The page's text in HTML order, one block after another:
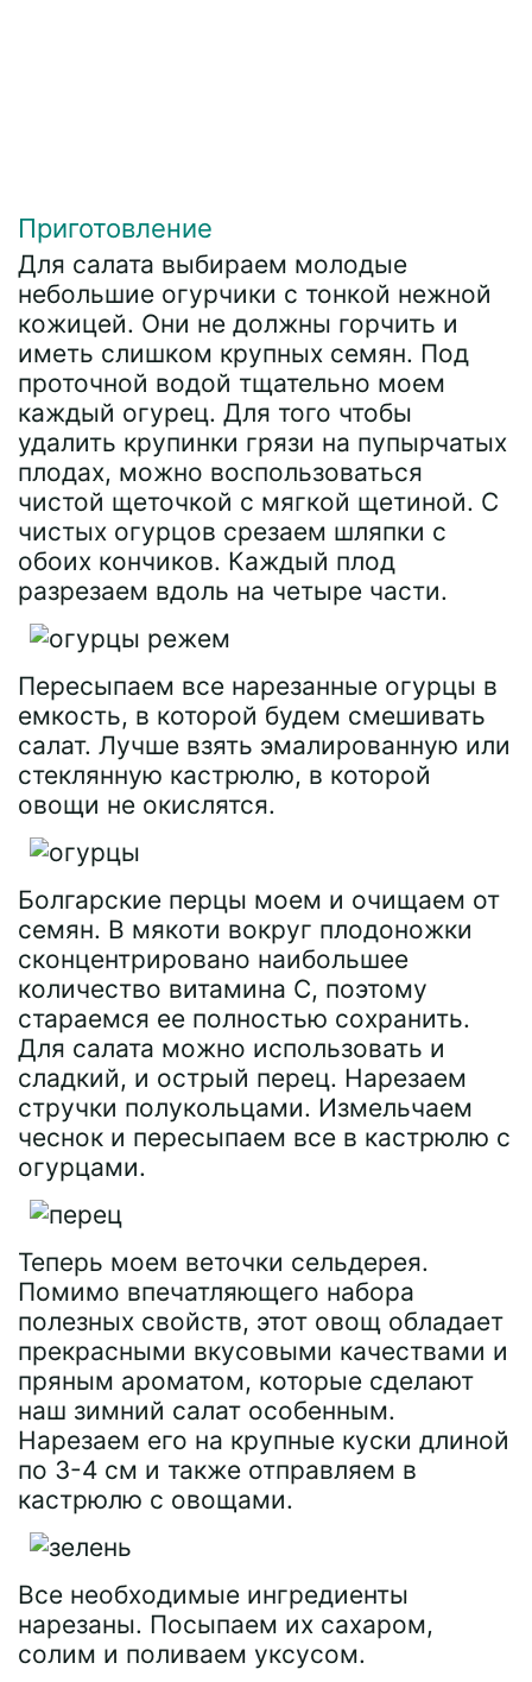
Приготовление
Для салата выбираем молодые
небольшие огурчики с тонкой нежной
кожицей. Они не должны горчить и
иметь слишком крупных семян. Под
проточной водой тщательно моем
каждый огурец. Для того чтобы
удалить крупинки грязи на пупырчатых
плодах, можно воспользоваться
чистой щеточкой с мягкой щетиной. С
чистых огурцов срезаем шляпки с
обоих кончиков. Каждый плод
разрезаем вдоль на четыре части.
Пересыпаем все нарезанные огурцы в
емкость, в которой будем смешивать
салат. Лучше взять эмалированную или
стеклянную кастрюлю, в которой
овощи не окислятся.
Болгарские перцы моем и очищаем от
семян. В мякоти вокруг плодоножки
сконцентрировано наибольшее
количество витамина С, поэтому
стараемся ее полностью сохранить.
Для салата можно использовать и
сладкий, и острый перец. Нарезаем
стручки полукольцами. Измельчаем
чеснок и пересыпаем все в кастрюлю с
огурцами.
Теперь моем веточки сельдерея.
Помимо впечатляющего набора
полезных свойств, этот овощ обладает
прекрасными вкусовыми качествами и
пряным ароматом, которые сделают
наш зимний салат особенным.
Нарезаем его на крупные куски длиной
по 3-4 см и также отправляем в
кастрюлю с овощами.
Все необходимые ингредиенты
нарезаны. Посыпаем их сахаром,
солим и поливаем уксусом.